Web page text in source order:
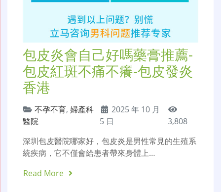
包皮炎會自己好嗎藥膏推薦-
包皮紅斑不痛不癢-包皮發炎
香港
不孕不育, 婦產科
醫院
2025 年 10 月
5 日
3,808
深圳包皮醫院哪家好，包皮炎是男性常見的生殖系
統疾病，它不僅會給患者帶來身體上…
Read More